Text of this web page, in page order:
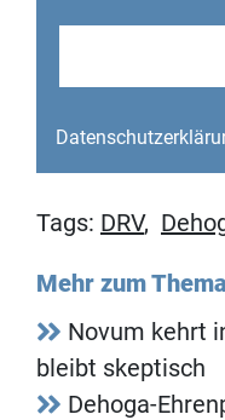
Tags: DRV,
Mehr zum Thema
Novum kehrt
bleibt skeptisch
Dehoga-